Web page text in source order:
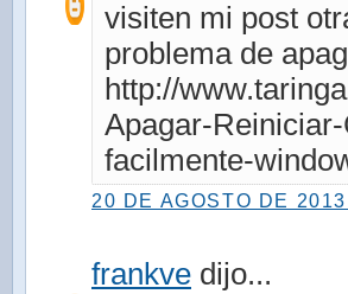
visiten mi post
problema de
http://
Apagar-
facilmente-
20 DE AGOSTO DE
frankve dijo...